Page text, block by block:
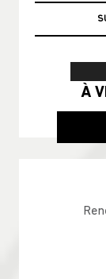
À